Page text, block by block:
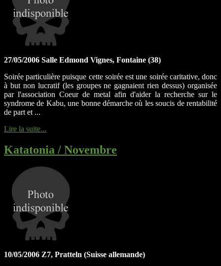
27/05/2006 Salle Edmond Vignes, Fontaine (38)
Soirée particulière puisque cette soirée est une soirée caritative, donc
à but non lucratif (les groupes ne gagnaient rien dessus) organisée
par l'association Coeur de metal afin d'aider la recherche sur le
syndrome de Kabu, une bonne démarche où les soucis de rentabilité
de part et ...
Lire la suite...
Katatonia / Novembre
10/05/2006 Z7, Pratteln (Suisse allemande)